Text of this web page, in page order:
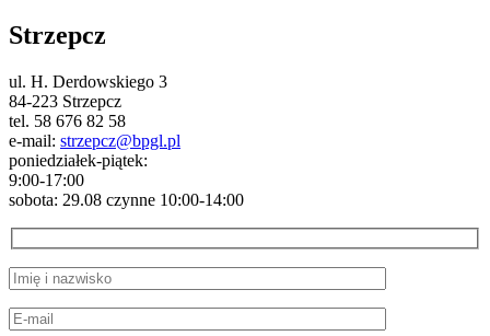
Strzepcz
ul. H. Derdowskiego 3
84-223 Strzepcz
tel. 58 676 82 58
e-mail: strzepcz@bpgl.pl
poniedziałek-piątek:
9:00-17:00
sobota: 29.08 czynne 10:00-14:00